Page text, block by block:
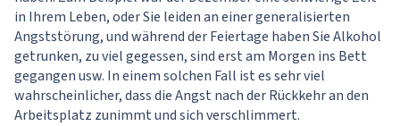
in Ihrem Leben, oder Sie leiden an einer generalisierten
Angststörung, und während der Feiertage haben Sie Alkohol
getrunken, zu viel gegessen, sind erst am Morgen ins Bett
gegangen usw. In einem solchen Fall ist es sehr viel
wahrscheinlicher, dass die Angst nach der Rückkehr an den
Arbeitsplatz zunimmt und sich verschlimmert.